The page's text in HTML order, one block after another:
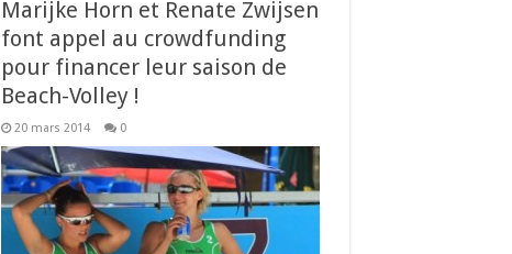
Marijke Horn et Renate Zwijsen
font appel au crowdfunding
pour financer leur saison de
Beach-Volley !
20 mars 2014 0